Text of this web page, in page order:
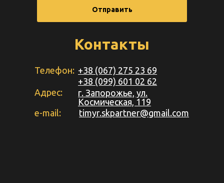
Контакты
Телефон:
Адрес:
+38 (067) 275 23 69
г. Запорожье, ул.
Космическая, 119
Отправить
+38 (099) 601 02 62
e-mail: timyr.skpartner@gmail.com